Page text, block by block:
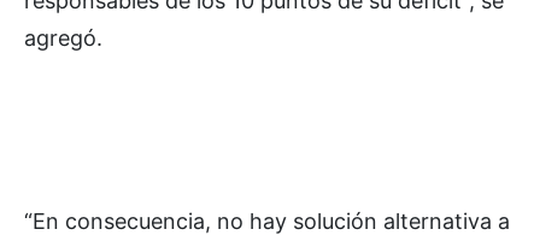
agregó.
“En consecuencia, no hay solución alternativa a